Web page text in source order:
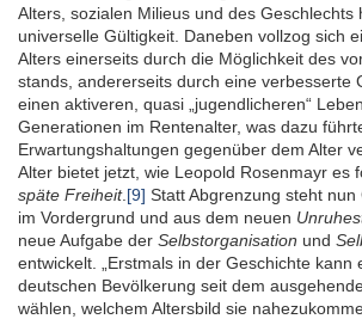
Alters, sozialen Milieus und des Geschlechts
universelle Gültigkeit. Daneben vollzog sich
Alters einerseits durch die Möglichkeit des
stands, anderer­seits durch eine ver­besserte
einen aktiveren, quasi „jugend­licheren“
Generationen im Renten­alter, was dazu
Erwartungs­haltungen gegenüber dem Alter
Alter bietet jetzt, wie Leopold Rosenmayr es
späte Freiheit. [9] Statt Abgrenzung steht nun
im Vorder­grund und aus dem neuen
neue Aufgabe der Selbst­organisation und
entwickelt. „Erstmals in der Geschichte kann
deutschen Bevölkerung seit dem
wählen, welchem Alters­bild sie